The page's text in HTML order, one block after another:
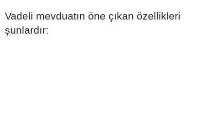
Vadeli mevduatın öne çıkan özellikleri
şunlardır: